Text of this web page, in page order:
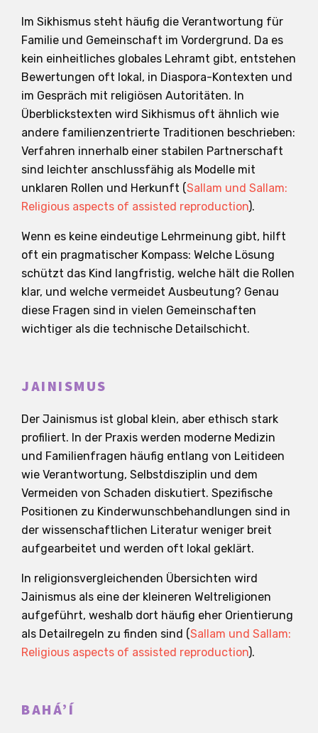
Im Sikhismus steht häufig die Verantwortung für
Familie und Gemeinschaft im Vordergrund. Da es
kein einheitliches globales Lehramt gibt, entstehen
Bewertungen oft lokal, in Diaspora-Kontexten und
im Gespräch mit religiösen Autoritäten. In
Überblickstexten wird Sikhismus oft ähnlich wie
andere familienzentrierte Traditionen beschrieben:
Verfahren innerhalb einer stabilen Partnerschaft
sind leichter anschlussfähig als Modelle mit
unklaren Rollen und Herkunft (Sallam und Sallam:
Religious aspects of assisted reproduction).
Wenn es keine eindeutige Lehrmeinung gibt, hilft
oft ein pragmatischer Kompass: Welche Lösung
schützt das Kind langfristig, welche hält die Rollen
klar, und welche vermeidet Ausbeutung? Genau
diese Fragen sind in vielen Gemeinschaften
wichtiger als die technische Detailschicht.
JAINISMUS
Der Jainismus ist global klein, aber ethisch stark
profiliert. In der Praxis werden moderne Medizin
und Familienfragen häufig entlang von Leitideen
wie Verantwortung, Selbstdisziplin und dem
Vermeiden von Schaden diskutiert. Spezifische
Positionen zu Kinderwunschbehandlungen sind in
der wissenschaftlichen Literatur weniger breit
aufgearbeitet und werden oft lokal geklärt.
In religionsvergleichenden Übersichten wird
Jainismus als eine der kleineren Weltreligionen
aufgeführt, weshalb dort häufig eher Orientierung
als Detailregeln zu finden sind (Sallam und Sallam:
Religious aspects of assisted reproduction).
BAHÁ’Í